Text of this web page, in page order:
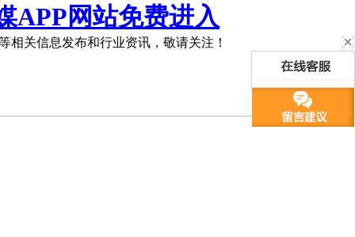
APP网站免费进入
相关信息发布和行业资讯，敬请关注！